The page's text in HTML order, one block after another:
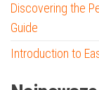
Discovering the
Guide
Introduction to